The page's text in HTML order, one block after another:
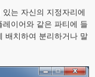
는 자신의 지정자리에
이어와 같은 파티에 들
배치하여 분리하거나 말